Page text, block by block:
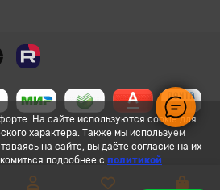
На сайте используются cookie для
характера. Также мы используем
на сайте, вы даёте согласие на их
подробнее с политикой